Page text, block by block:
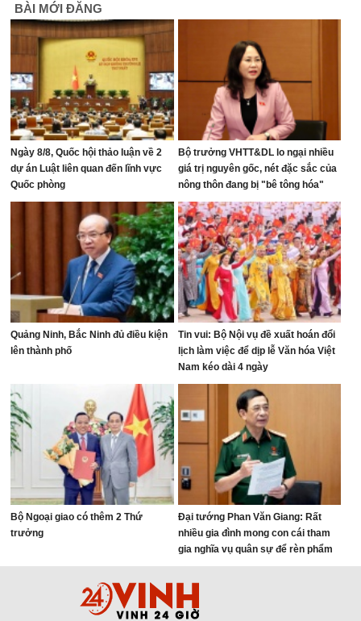
BÀI MỚI ĐĂNG
Ngày 8/8, Quốc hội thảo luận về 2
dự án Luật liên quan đến lĩnh vực
Quốc phòng
Bộ trưởng VHTT&DL lo ngại nhiều
giá trị nguyên gốc, nét đặc sắc của
nông thôn đang bị "bê tông hóa"
Quảng Ninh, Bắc Ninh đủ điều kiện
lên thành phố
Tin vui: Bộ Nội vụ đề xuất hoán đổi
lịch làm việc để dịp lễ Văn hóa Việt
Nam kéo dài 4 ngày
Bộ Ngoại giao có thêm 2 Thứ
trưởng
Đại tướng Phan Văn Giang: Rất
nhiều gia đình mong con cái tham
gia nghĩa vụ quân sự để rèn phẩm
chất